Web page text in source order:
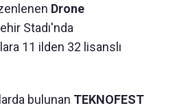
Drone
Stadı'nda
11 ilden 32 lisanslı
bulunan TEKNOFEST